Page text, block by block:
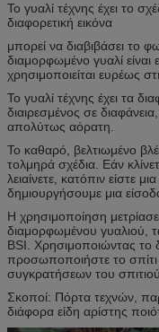
Το γυαλί τέχνης έχει το
διαφορετική εικόνα
μπορεί να διαβιβάσει το
διαμορφωμένο γυαλί είναι
χρησιμοποιείται ευρέως
Το γυαλί τέχνης έχει τα
διαιρεσμένος σε
απολύτως αόρατη.
Το καθαρό, βελτιωμένο
τολμηρά σχέδια. Εάν
λειαίνετε, κατόπιν είστε
δημιουργήσουμε μια
Η χρησιμοποίηση
διαμορφωμένου γυαλιού,
BSI. Χρησιμοποιώντας το
προσωποποιήστε το
συγκρατήσεων του
Σκοποί: Πόρτα τεχνών,
διάφορα είδη αρίστης